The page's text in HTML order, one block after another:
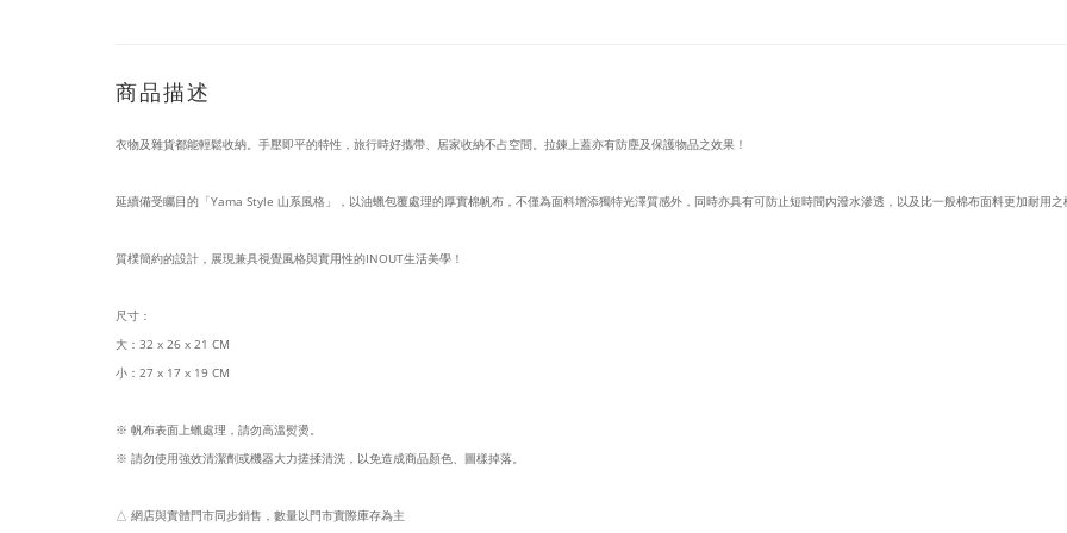
商品描述
衣物及雜貨都能輕鬆收納。手壓即平的特性，旅行時好攜帶、居家收納不占空間。拉鍊上蓋亦有防塵及保護物品之效果！
延續備受矚目的「Yama Style 山系風格」，以油蠟包覆處理的厚實棉帆布，不僅為面料增添獨特光澤質感外，同時亦具有可防止短時間內潑水滲透，以及比一般棉布面料更加耐用之
質樸簡約的設計，展現兼具視覺風格與實用性的INOUT生活美學！
尺寸：
大： 32 x 26 x 21 CM
小： 27 x 17 x 19 CM
※ 帆布表面上蠟處理，請勿高溫熨燙。
※ 請勿使用強效清潔劑或機器大力搓揉清洗，以免造成商品顏色、圖樣掉落。
△ 網店與實體門市同步銷售，數量以門市實際庫存為主